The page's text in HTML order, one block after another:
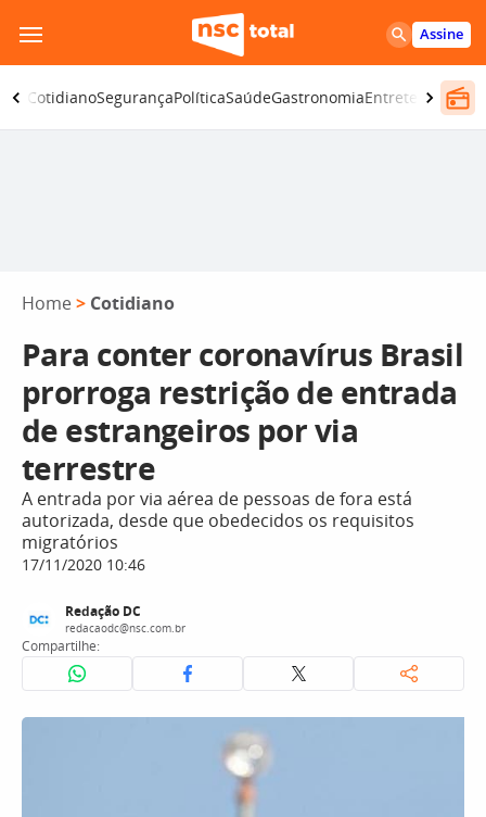
para
o
conteúdo
Assine
CotidianoSegurançaPolíticaSaúdeGastronomiaEntretenimento
Home > Cotidiano
Para conter coronavírus Brasil
prorroga restrição de entrada
de estrangeiros por via
terrestre
A entrada por via aérea de pessoas de fora está
autorizada, desde que obedecidos os requisitos
migratórios
17/11/2020 10:46
Redação DC
redacaodc@nsc.com.br
Compartilhe: